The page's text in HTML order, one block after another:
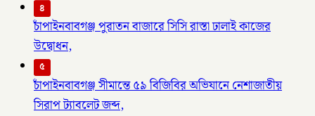
৪
চাঁপাইনবাবগঞ্জ পুরাতন বাজারে সিসি রাস্তা ঢালাই কাজের
উদ্বোধন,
৫
চাঁপাইনবাবগঞ্জ সীমান্তে ৫৯ বিজিবির অভিযানে নেশাজাতীয়
সিরাপ ট্যাবলেট জব্দ,